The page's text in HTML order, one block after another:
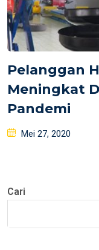
Pelanggan
Meningkat
Pandemi
Posted
Mei 27, 2020
Cari